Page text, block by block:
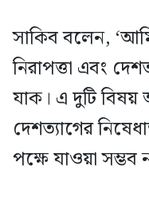
সাকিব বলেন,
নিরাপত্তা এবং
যাক। এ দুটি
দেশত্যাগের
পক্ষে যাওয়া সম্ভব